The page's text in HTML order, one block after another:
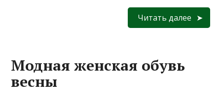
Читать далее
Модная женская обувь
весны